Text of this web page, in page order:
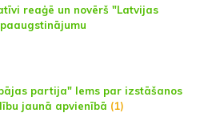
reaģē un novērš "Latvijas
partija" lems par izstāšanos
jaunā apvienībā (1)